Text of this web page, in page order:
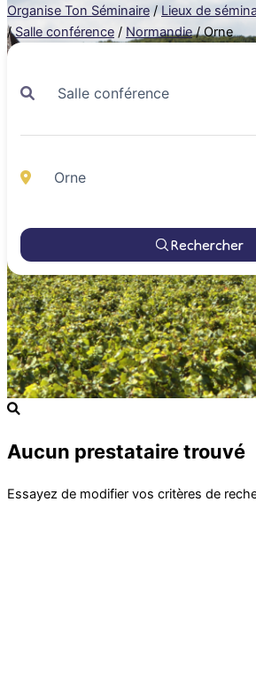
Organise Ton Séminaire / Lieux de
/ Salle conférence / Normandie / Orne
Rechercher
Aucun prestataire trouvé
Essayez de modifier vos critères de